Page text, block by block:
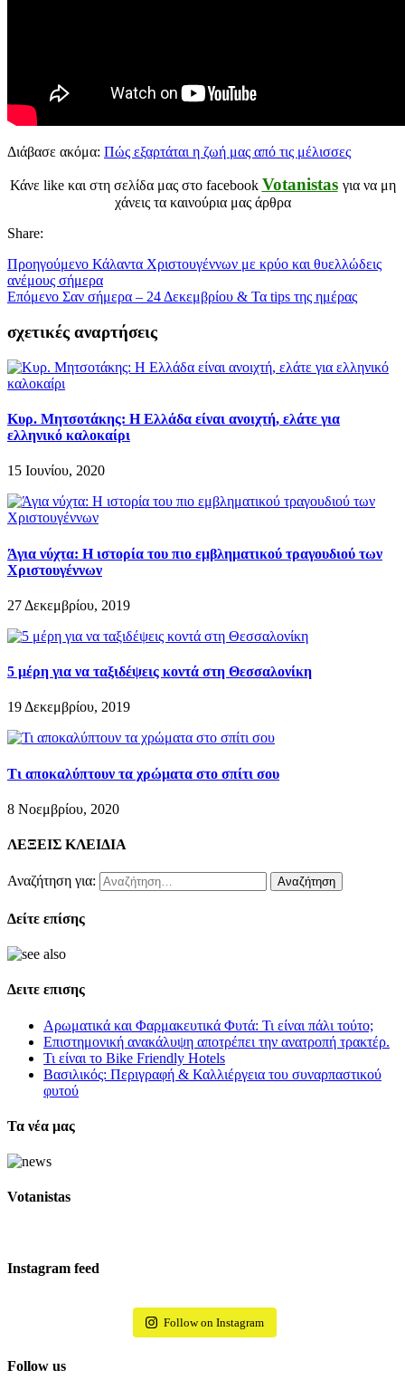
Διάβασε ακόμα: Πώς εξαρτάται η ζωή μας από τις μέλισσες
Κάνε like και στη σελίδα μας στο facebook Votanistas για να μη
χάνεις τα καινούρια μας άρθρα
Share:
Προηγούμενο Κάλαντα Χριστουγέννων με κρύο και θυελλώδεις
ανέμους σήμερα
Επόμενο Σαν σήμερα – 24 Δεκεμβρίου & Τα tips της ημέρας
σχετικές αναρτήσεις
Κυρ. Μητσοτάκης: Η Ελλάδα είναι ανοιχτή, ελάτε για
ελληνικό καλοκαίρι
15 Ιουνίου, 2020
Άγια νύχτα: Η ιστορία του πιο εμβληματικού τραγουδιού των
Χριστουγέννων
27 Δεκεμβρίου, 2019
5 μέρη για να ταξιδέψεις κοντά στη Θεσσαλονίκη
19 Δεκεμβρίου, 2019
Τι αποκαλύπτουν τα χρώματα στο σπίτι σου
8 Νοεμβρίου, 2020
ΛΕΞΕΙΣ ΚΛΕΙΔΙΑ
Αναζήτηση για:
Δείτε επίσης
Δειτε επισης
Αρωματικά και Φαρμακευτικά Φυτά: Τι είναι πάλι τούτο;
Επιστημονική ανακάλυψη αποτρέπει την ανατροπή τρακτέρ.
Τι είναι το Bike Friendly Hotels
Βασιλικός: Περιγραφή & Καλλιέργεια του συναρπαστικού
φυτού
Τα νέα μας
Votanistas
Instagram feed
Follow on Instagram
Follow us